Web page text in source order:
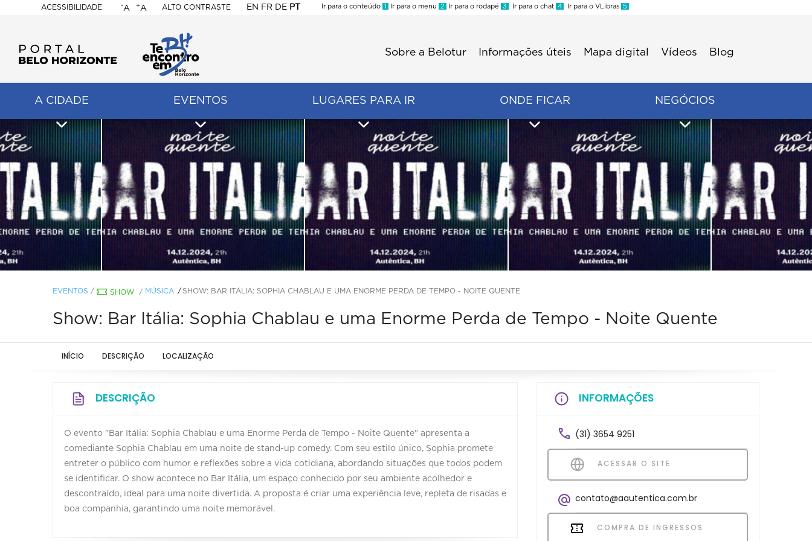
ACESSIBILIDADE
BELO
HORIZONTE
-A +A ALTO CONTRASTE EN FR DE PT
Ir para o conteúdo 1 Ir para o menu 2 Ir para o rodapé 3 Ir para o chat 4 Ir para o VLibras 5
Sobre a Belotur Informações úteis Mapa digital Vídeos Blog
A CIDADE EVENTOS LUGARES PARA IR ONDE FICAR NEGÓCIOS
EVENTOS / SHOW / MÚSICA SHOW: BAR ITÁLIA: SOPHIA CHABLAU E UMA ENORME PERDA DE TEMPO - NOITE QUENTE
Show: Bar Itália: Sophia Chablau e uma Enorme Perda de Tempo - Noite Quente
INÍCIO DESCRIÇÃO LOCALIZAÇÃO
DESCRIÇÃO
O evento "Bar Itália: Sophia Chablau e uma Enorme Perda de Tempo - Noite Quente" apresenta a
comediante Sophia Chablau em uma noite de stand-up comedy. Com seu estilo único, Sophia promete
entreter o público com humor e reflexões sobre a vida cotidiana, abordando situações que todos podem
se identificar. O show acontece no Bar Itália, um espaço conhecido por seu ambiente acolhedor e
descontraído, ideal para uma noite divertida. A proposta é criar uma experiência leve, repleta de risadas e
boa companhia, garantindo uma noite memorável.
INFORMAÇÕES
(31) 3654 9251
ACESSAR O SITE
contato@aautentica.com.br
COMPRA DE INGRESSOS